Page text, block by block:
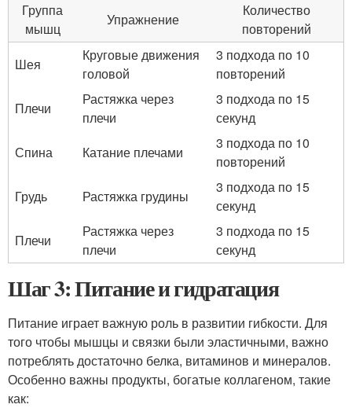
Группа
мышц
Упражнение
Количество
повторений
Шея
Круговые движения
головой
3 подхода по 10
повторений
Плечи
Растяжка через
плечи
3 подхода по 15
секунд
Спина
Катание плечами
3 подхода по 10
повторений
Грудь
Растяжка грудины
3 подхода по 15
секунд
Плечи
Растяжка через
плечи
3 подхода по 15
секунд
Шаг 3: Питание и гидратация
Питание играет важную роль в развитии гибкости. Для
того чтобы мышцы и связки были эластичными, важно
потреблять достаточно белка, витаминов и минералов.
Особенно важны продукты, богатые коллагеном, такие
как: